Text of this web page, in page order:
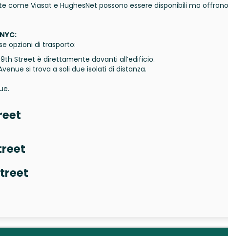
come Viasat e HughesNet possono essere disponibili ma offrono
opzioni di trasporto:
Street è direttamente davanti all’edificio.
si trova a soli due isolati di distanza.